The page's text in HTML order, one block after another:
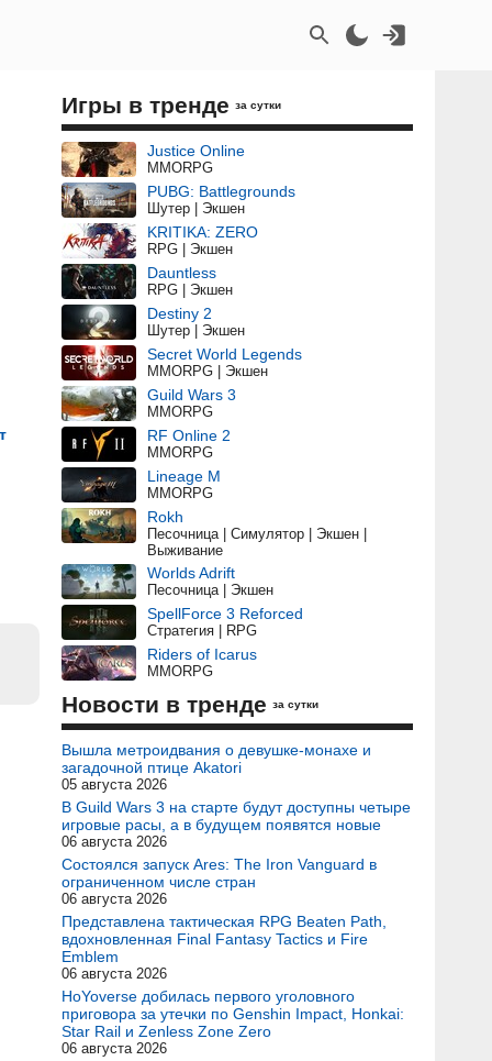
Игры в тренде за сутки
Justice Online
MMORPG
PUBG: Battlegrounds
Шутер | Экшен
KRITIKA: ZERO
RPG | Экшен
Dauntless
RPG | Экшен
Destiny 2
Шутер | Экшен
Secret World Legends
MMORPG | Экшен
Guild Wars 3
MMORPG
RF Online 2
MMORPG
Lineage M
MMORPG
Rokh
Песочница | Симулятор | Экшен |
Выживание
Worlds Adrift
Песочница | Экшен
SpellForce 3 Reforced
Стратегия | RPG
Riders of Icarus
MMORPG
Новости в тренде за сутки
Вышла метроидвания о девушке-монахе и
загадочной птице Akatori
05 августа 2026
В Guild Wars 3 на старте будут доступны четыре
игровые расы, а в будущем появятся новые
06 августа 2026
Состоялся запуск Ares: The Iron Vanguard в
ограниченном числе стран
06 августа 2026
Представлена тактическая RPG Beaten Path,
вдохновленная Final Fantasy Tactics и Fire
Emblem
06 августа 2026
HoYoverse добилась первого уголовного
приговора за утечки по Genshin Impact, Honkai:
Star Rail и Zenless Zone Zero
06 августа 2026